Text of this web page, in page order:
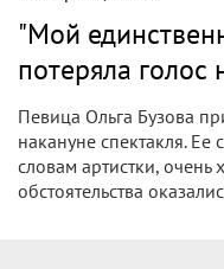
БУЗОВА|Поп
27 апреля, 09:35
Бузовой ввели
шприцем прямо
Теледиве Ольге